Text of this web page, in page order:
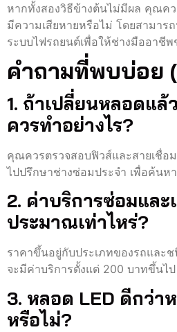
หากทั้งสองวิธีข้างต้นไม่มีผล คุณค
มีความเสียหายหรือไม่ โดยสามาร
ระบบไฟรถยนต์เพื่อให้ช่างมืออาชี
คำถามที่พบบ่อย
1. ถ้าเปลี่ยนหลอดแล้
ควรทำอย่างไร?
คุณควรตรวจสอบฟิวส์และสายเชื่อ
ไปปรึกษาช่างซ่อมประจำ เพื่อค้นหา
2. ค่าบริการซ่อมแล
ประมาณเท่าไหร่?
ราคาขึ้นอยู่กับประเภทของรถและ
จะมีค่าบริการตั้งแต่ 200 บาทขึ้นไป
3. หลอด LED ดีกว่า
หรือไม่?